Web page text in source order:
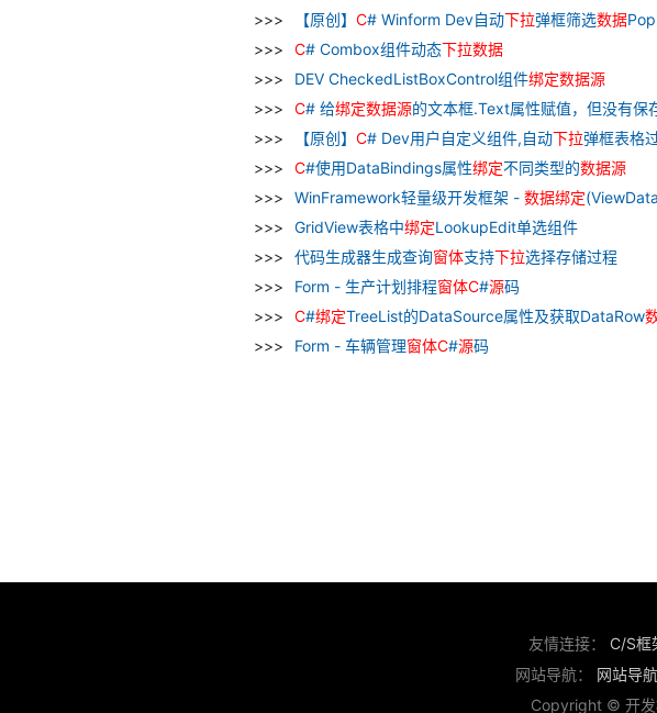
【原创】 C# Winform Dev自动下拉弹框筛选数据
C# Combox组件动态下拉数据
DEV CheckedListBoxControl组件绑定数据源
C# 给绑定数据源的文本框.Text属性赋值，但没有保
【原创】 C# Dev用户自定义组件,自动下拉弹框表格
C#使用DataBindings属性绑定不同类型的数据源
WinFramework轻量级开发框架 - 数据绑定
GridView表格中绑定LookupEdit单选组件
代码生成器生成查询窗体支持下拉选择存储过程
Form - 生产计划排程窗体C#源码
C#绑定TreeList的DataSource属性及获取DataRow
Form - 车辆管理窗体C#源码
友情连接： C/S框
网站导航： 网站导航
Copyright © 开发